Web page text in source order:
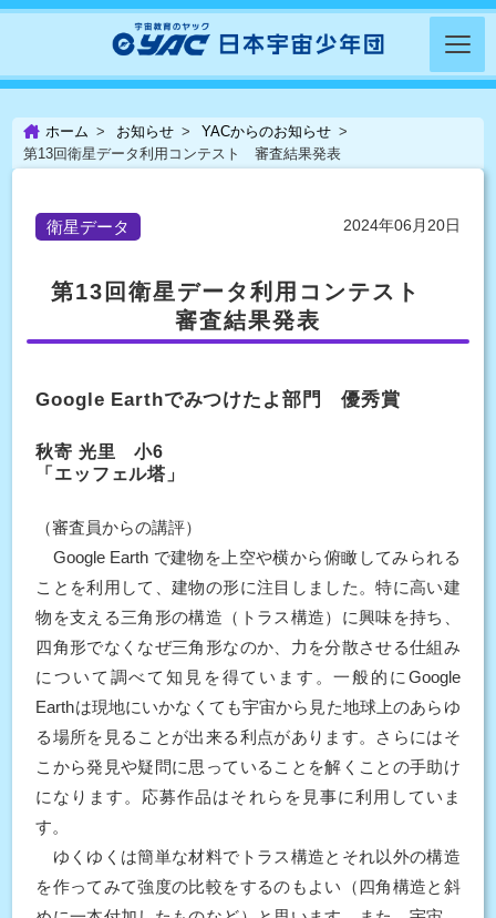
ホーム お知らせ
YACからのお知らせ
第13回衛星データ利用コンテスト 審査結果発表
衛星データ 2024年06月20日
第13回衛星データ利用コンテスト
審査結果発表
Google Earthでみつけたよ部門 優秀賞
秋寄 光里 小6
「エッフェル塔」
（審査員からの講評）
Google Earth で建物を上空や横から俯瞰してみられる
ことを利用して、建物の形に注目しました。特に高い建
物を支える三角形の構造（トラス構造）に興味を持ち、
四角形でなくなぜ三角形なのか、力を分散させる仕組み
について調べて知見を得ています。一般的にGoogle
Earthは現地にいかなくても宇宙から見た地球上のあらゆ
る場所を見ることが出来る利点があります。さらにはそ
こから発見や疑問に思っていることを解くことの手助け
になります。応募作品はそれらを見事に利用していま
す。
ゆくゆくは簡単な材料でトラス構造とそれ以外の構造
を作ってみて強度の比較をするのもよい（四角構造と斜